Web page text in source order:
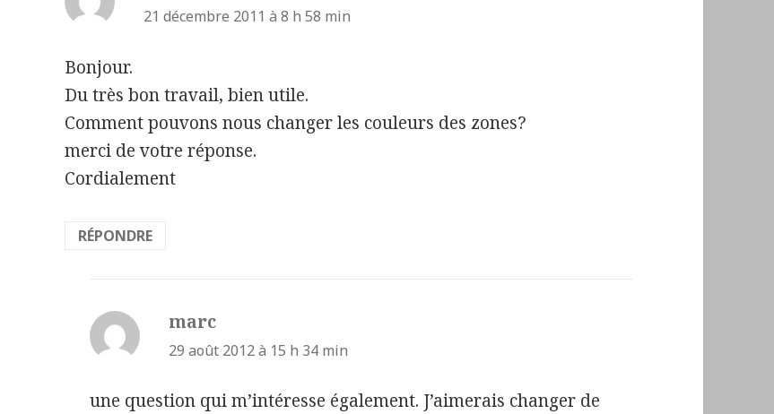
21 décembre 2011 à 8 h 58 min
Bonjour.
Du très bon travail, bien utile.
Comment pouvons nous changer les couleurs des zones?
merci de votre réponse.
Cordialement
RÉPONDRE
marc
29 août 2012 à 15 h 34 min
une question qui m’intéresse également. J’aimerais changer de